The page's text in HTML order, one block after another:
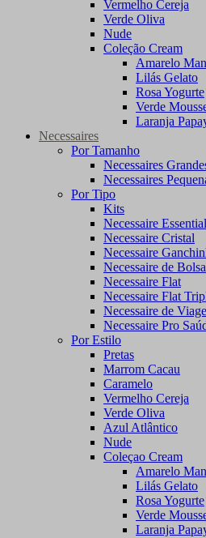
Vermelho Cereja
Verde Oliva
Nude
Coleção Cream
Amarelo
Lilás Gelato
Rosa Yogurte
Verde
Laranja
Necessaires
Por Tamanho
Necessaires
Necessaires
Por Tipo
Kits
Necessaire Essential
Necessaire Cristal
Necessaire
Necessaire de Bolsa
Necessaire Flat
Necessaire Flat
Necessaire de
Necessaire Pro
Por Estilo
Pretas
Marrom Cacau
Caramelo
Vermelho Cereja
Verde Oliva
Azul Atlântico
Nude
Coleçao Cream
Amarelo
Lilás Gelato
Rosa Yogurte
Verde
Laranja